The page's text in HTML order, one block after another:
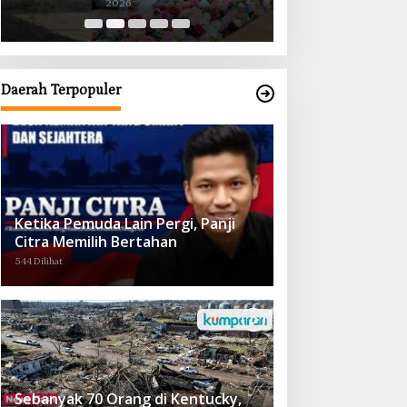
Obat demi Wujudkan Kampar Dihati
Daerah Terpopuler
Ketika Pemuda Lain Pergi, Panji
Citra Memilih Bertahan
544 Dilihat
Sebanyak 70 Orang di Kentucky,